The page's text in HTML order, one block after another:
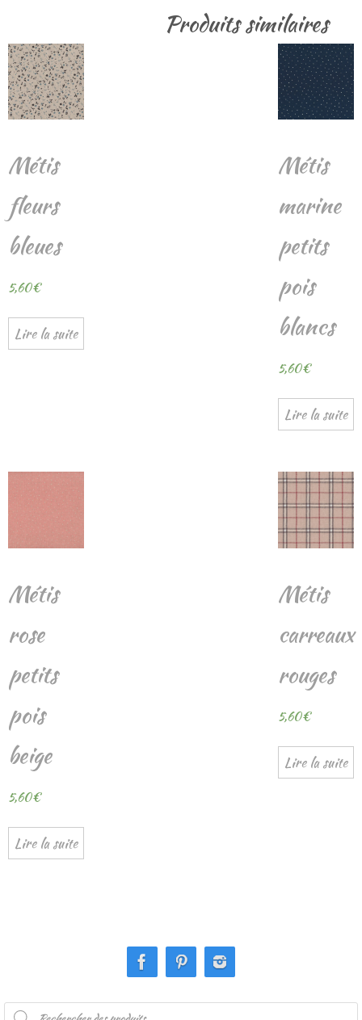
Produits similaires
Métis
fleurs
bleues
5,60€
Lire la suite
Métis
marine
petits
pois
blancs
5,60€
Lire la suite
Métis
rose
petits
pois
beige
5,60€
Lire la suite
Métis
carreaux
rouges
5,60€
Lire la suite
Recherche